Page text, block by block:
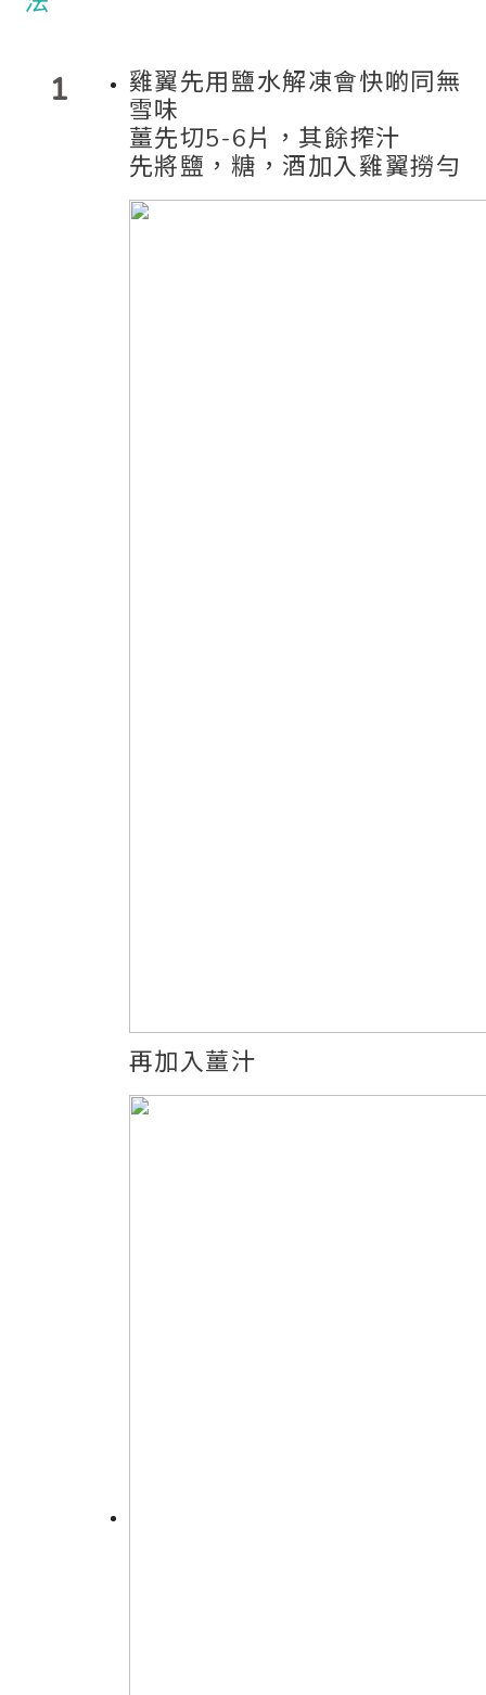
1
雞翼先用鹽水解凍會快啲同無
雪味
薑先切5-6片，其餘搾汁
先將鹽，糖，酒加入雞翼撈勻
再加入薑汁